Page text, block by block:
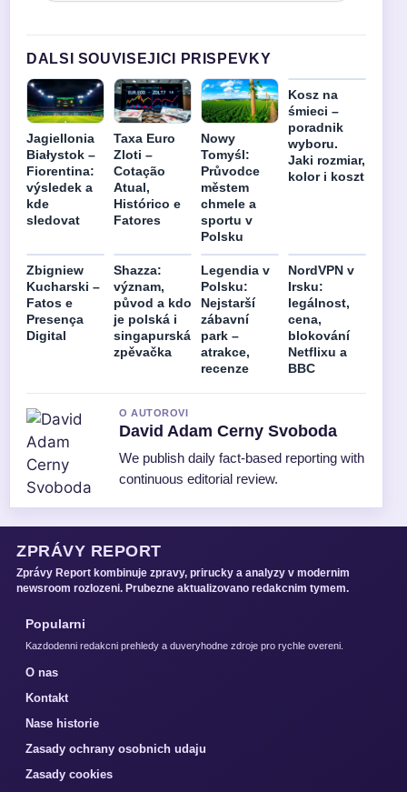
DALSI SOUVISEJICI PRISPEVKY
Jagiellonia
Białystok –
Fiorentina:
výsledek a
kde
sledovat
Taxa Euro
Zloti –
Cotação
Atual,
Histórico e
Fatores
Nowy
Tomyśl:
Průvodce
městem
chmele a
sportu v
Polsku
Kosz na
śmieci –
poradnik
wyboru.
Jaki rozmiar,
kolor i koszt
Zbigniew
Kucharski –
Fatos e
Presença
Digital
Shazza:
význam,
původ a kdo
je polská i
singapurská
zpěvačka
Legendia v
Polsku:
Nejstarší
zábavní
park –
atrakce,
recenze
NordVPN v
Irsku:
legálnost,
cena,
blokování
Netflixu a
BBC
O AUTOROVI
David Adam Cerny Svoboda
We publish daily fact-based reporting with
continuous editorial review.
ZPRÁVY REPORT
Zprávy Report kombinuje zpravy, prirucky a analyzy v modernim
newsroom rozlozeni. Prubezne aktualizovano redakcnim tymem.
Popularni
Kazdodenni redakcni prehledy a duveryhodne zdroje pro rychle overeni.
O nas
Kontakt
Nase historie
Zasady ochrany osobnich udaju
Zasady cookies